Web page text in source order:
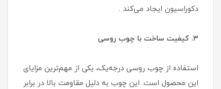
دکوراسیون ایجاد می‌کند .
۳. کیفیت ساخت با چوب روسی
استفاده از چوب روسی درجه‌یک، یکی از مهم‌ترین مزایای
این محصول است. این چوب به دلیل مقاومت بالا در برابر